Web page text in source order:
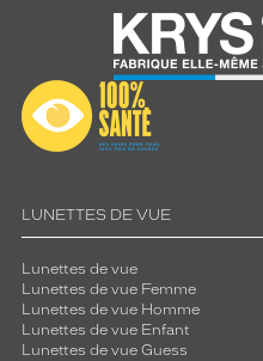
LUNETTES DE VUE
Lunettes de vue
Lunettes de vue Femme
Lunettes de vue Homme
Lunettes de vue Enfant
Lunettes de vue Guess